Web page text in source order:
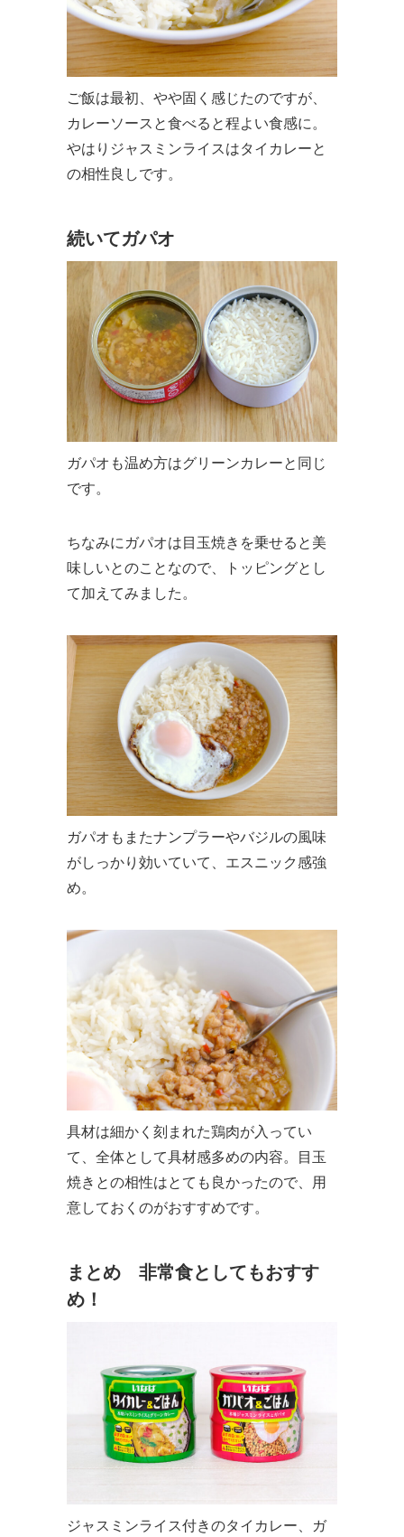
ご飯は最初、やや固く感じたのですが、
カレーソースと食べると程よい食感に。
やはりジャスミンライスはタイカレーと
の相性良しです。
続いてガパオ
ガパオも温め方はグリーンカレーと同じ
です。
ちなみにガパオは目玉焼きを乗せると美
味しいとのことなので、トッピングとし
て加えてみました。
ガパオもまたナンプラーやバジルの風味
がしっかり効いていて、エスニック感強
め。
具材は細かく刻まれた鶏肉が入ってい
て、全体として具材感多めの内容。目玉
焼きとの相性はとても良かったので、用
意しておくのがおすすめです。
まとめ 非常食としてもおすす
め！
ジャスミンライス付きのタイカレー、ガ